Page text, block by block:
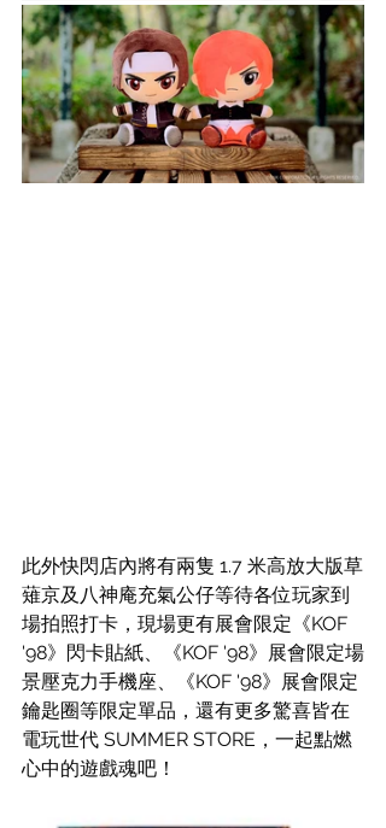
此外快閃店內將有兩隻 1.7 米高放大版草
薙京及八神庵充氣公仔等待各位玩家到
場拍照打卡，現場更有展會限定《KOF
'98》閃卡貼紙、《KOF '98》展會限定場
景壓克力手機座、《KOF '98》展會限定
鑰匙圈等限定單品，還有更多驚喜皆在
電玩世代 SUMMER STORE，一起點燃
心中的遊戲魂吧！